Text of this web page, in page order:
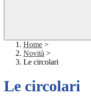
Home >
Novità >
Le circolari
Le circolari